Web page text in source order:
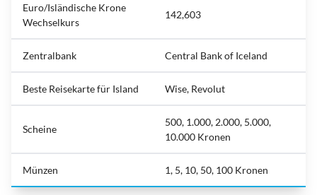
Euro/Isländische Krone
Wechselkurs
142,603
Zentralbank Central Bank of Iceland
Beste Reisekarte für Island Wise, Revolut
Scheine
500, 1.000, 2.000, 5.000,
10.000 Kronen
Münzen 1, 5, 10, 50, 100 Kronen